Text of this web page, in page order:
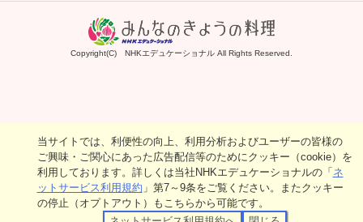
Copyright(C) NHKエデュケーショナル All Rights Reserved.
当サイトでは、利便性の向上、利用分析およびユーザーの皆様の
ご興味・ご関心にあった広告配信等のためにクッキー（cookie）を
利用しております。詳しくは当社NHKエデュケーショナルの「ネ
ットサービス利用規約 」第7～9条をご覧ください。またクッキー
の停止（オプトアウト）もこちらから可能です。